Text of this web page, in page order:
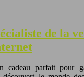
de la
cadeau parfait pour